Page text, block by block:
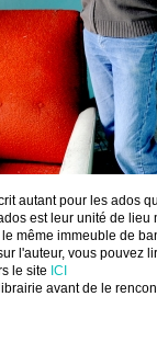
autant pour les ados
est leur unité de
même immeuble de
l'auteur, vous pouvez
le site ICI
avant de le